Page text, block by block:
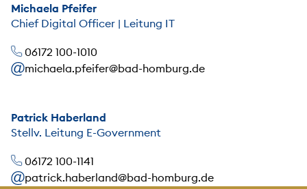
Michaela Pfeifer
Chief Digital Officer | Leitung IT
06172 100-1010
michaela.pfeifer@bad-homburg.de
Patrick Haberland
Stellv. Leitung E-Government
06172 100-1141
patrick.haberland@bad-homburg.de